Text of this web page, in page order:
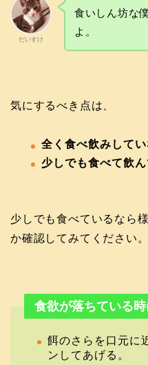
だいすけ
食いしん坊な
よ。
気にするべき点は、
全く食べ飲みして
少しでも食べて飲
少しでも食べているなら
か確認してみてください。
食欲が落ちている
餌のさらを口元に
ンしてあげる。